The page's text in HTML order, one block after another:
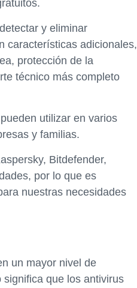
y eliminar
características adicionales,
protección de la
técnico más completo
utilizar en varios
y familias.
Bitdefender,
por lo que es
nuestras necesidades
un mayor nivel de
que los antivirus